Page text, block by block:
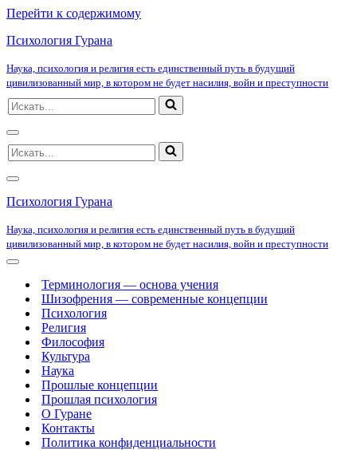
Перейти к содержимому
Психология Гурана
Наука, психология и религия есть единственный путь в будущий
цивилизованный мир, в котором не будет насилия, войн и преступности
Искать...
Меню
навигации
Искать...
Меню
навигации
Психология Гурана
Наука, психология и религия есть единственный путь в будущий
цивилизованный мир, в котором не будет насилия, войн и преступности
Меню
навигацииТерминология — основа учения
Шизофрения — современные концепции
Психология
Религия
Философия
Культура
Наука
Прошлые концепции
Прошлая психология
О Гуране
Контакты
Политика конфиденциальности